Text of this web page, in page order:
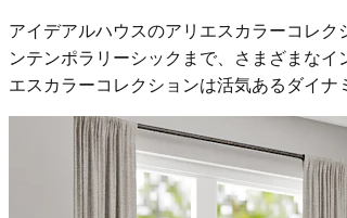
アイデアルハウスのアリエスカラーコレ
ンテンポラリーシックまで、さまざまな
エスカラーコレクションは活気あるダイナ